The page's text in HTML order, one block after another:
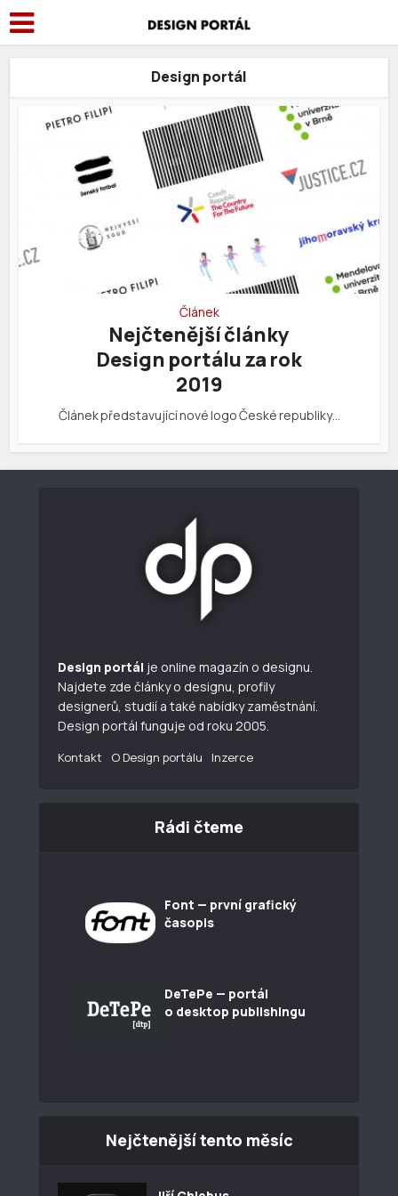
Design portál
Článek
Nejčtenější články
Design portálu za rok
2019
Článek představující nové logo České republiky…
Design portál je online magazín o designu.
Najdete zde články o designu, profily
designerů, studií a také nabídky zaměstnání.
Design portál funguje od roku 2005.
Kontakt O Design portálu Inzerce
Rádi čteme
Font — první grafický
časopis
DeTePe — portál
o desktop publishingu
Nejčtenější tento měsíc